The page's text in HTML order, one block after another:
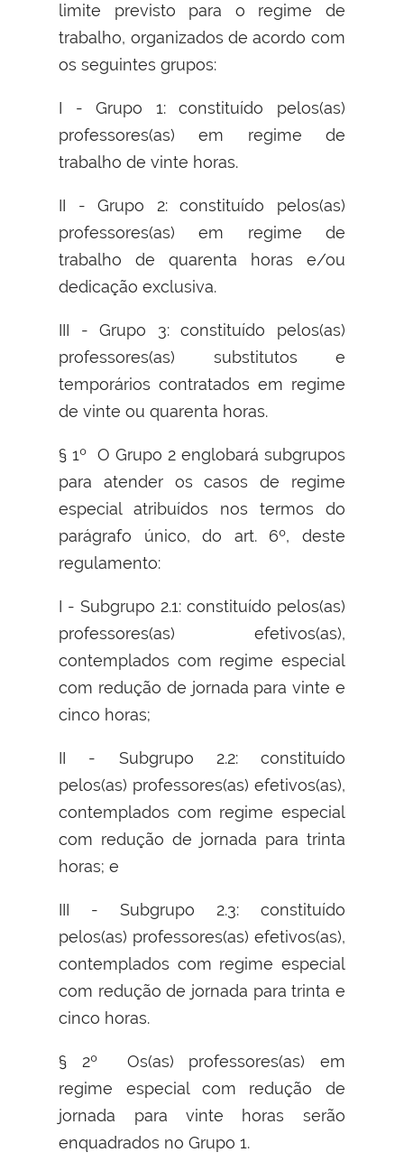
limite previsto para o regime de
trabalho, organizados de acordo com
os seguintes grupos:
I - Grupo 1: constituído pelos(as)
professores(as) em regime de
trabalho de vinte horas.
II - Grupo 2: constituído pelos(as)
professores(as) em regime de
trabalho de quarenta horas e/ou
dedicação exclusiva.
III - Grupo 3: constituído pelos(as)
professores(as) substitutos e
temporários contratados em regime
de vinte ou quarenta horas.
§ 1º O Grupo 2 englobará subgrupos
para atender os casos de regime
especial atribuídos nos termos do
parágrafo único, do art. 6º, deste
regulamento:
I - Subgrupo 2.1: constituído pelos(as)
professores(as) efetivos(as),
contemplados com regime especial
com redução de jornada para vinte e
cinco horas;
II - Subgrupo 2.2: constituído
pelos(as) professores(as) efetivos(as),
contemplados com regime especial
com redução de jornada para trinta
horas; e
III - Subgrupo 2.3: constituído
pelos(as) professores(as) efetivos(as),
contemplados com regime especial
com redução de jornada para trinta e
cinco horas.
§ 2º Os(as) professores(as) em
regime especial com redução de
jornada para vinte horas serão
enquadrados no Grupo 1.